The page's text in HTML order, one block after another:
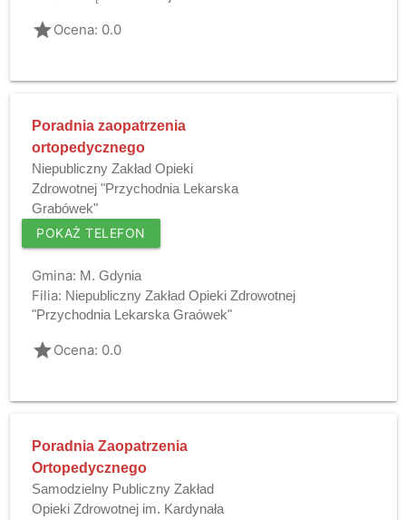
gradeOcena: 0.0
Poradnia zaopatrzenia
ortopedycznego
Niepubliczny Zakład Opieki
Zdrowotnej "Przychodnia Lekarska
Grabówek"
POKAŻ TELEFON
Gmina: M. Gdynia
Filia: Niepubliczny Zakład Opieki Zdrowotnej
"Przychodnia Lekarska Graówek"
gradeOcena: 0.0
Poradnia Zaopatrzenia
Ortopedycznego
Samodzielny Publiczny Zakład
Opieki Zdrowotnej im. Kardynała